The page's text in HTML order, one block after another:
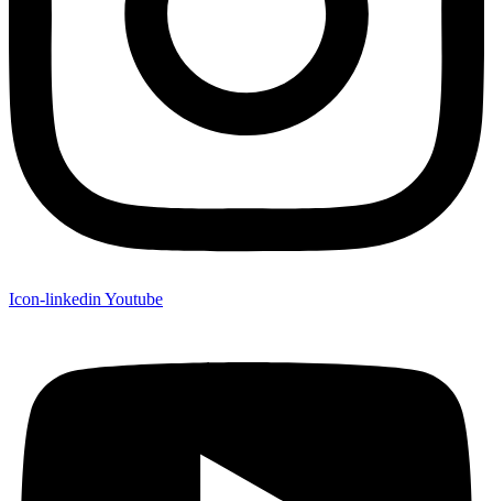
Icon-linkedin Youtube